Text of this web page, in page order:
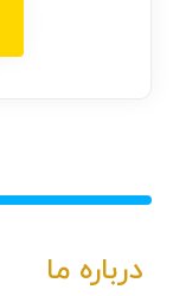
درباره ما